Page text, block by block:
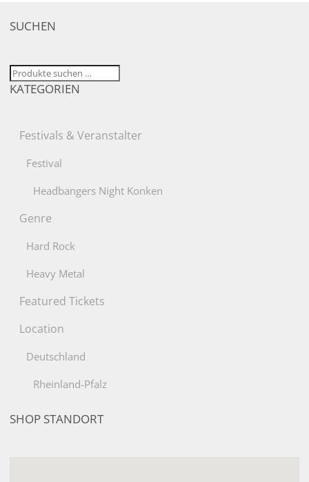
SUCHEN
Suchen
nach:
KATEGORIEN
Festivals & Veranstalter
Festival
Headbangers Night Konken
Genre
Hard Rock
Heavy Metal
Featured Tickets
Location
Deutschland
Rheinland-Pfalz
SHOP STANDORT